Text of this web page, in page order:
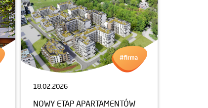
18.02.2026
NOWY ETAP APARTAMENTÓW